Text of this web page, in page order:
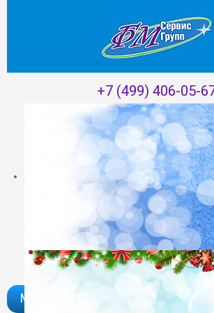
+7 (499) 406-05-
Главная/ Акции / Каждому
МЕНЮ